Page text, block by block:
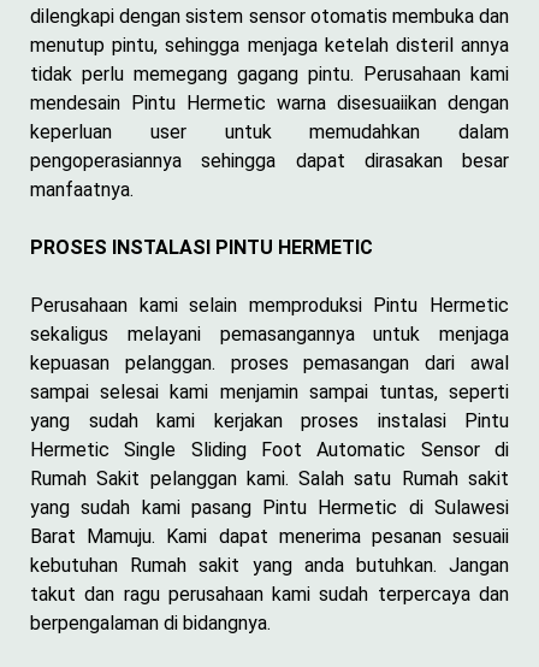
dilengkapi dengan sistem sensor otomatis membuka dan
menutup pintu, sehingga menjaga ketelah disteril annya
tidak perlu memegang gagang pintu. Perusahaan kami
mendesain Pintu Hermetic warna disesuaiikan dengan
keperluan user untuk memudahkan dalam
pengoperasiannya sehingga dapat dirasakan besar
manfaatnya.
PROSES INSTALASI PINTU HERMETIC
Perusahaan kami selain memproduksi Pintu Hermetic
sekaligus melayani pemasangannya untuk menjaga
kepuasan pelanggan. proses pemasangan dari awal
sampai selesai kami menjamin sampai tuntas, seperti
yang sudah kami kerjakan proses instalasi Pintu
Hermetic Single Sliding Foot Automatic Sensor di
Rumah Sakit pelanggan kami. Salah satu Rumah sakit
yang sudah kami pasang Pintu Hermetic di Sulawesi
Barat Mamuju. Kami dapat menerima pesanan sesuaii
kebutuhan Rumah sakit yang anda butuhkan. Jangan
takut dan ragu perusahaan kami sudah terpercaya dan
berpengalaman di bidangnya.